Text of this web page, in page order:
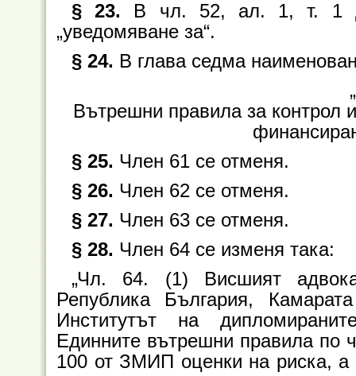
§ 23. В чл. 52, ал. 1, т. 1
„уведомяване за“.
§ 24. В глава седма
Вътрешни правила за контрол
§ 25. Член 61 се отменя.
§ 26. Член 62 се отменя.
§ 27. Член 63 се отменя.
§ 28. Член 64 се изменя така:
„Чл. 64. (1) Висшият
Република България,
Институтът на
Единните вътрешни правила по
100 от ЗМИП оценки на риска, а